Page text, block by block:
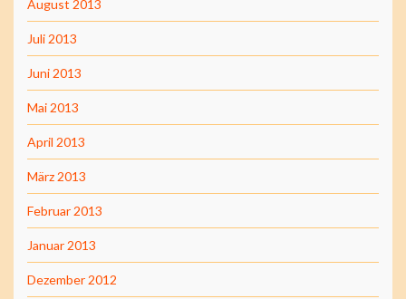
August 2013
Juli 2013
Juni 2013
Mai 2013
April 2013
März 2013
Februar 2013
Januar 2013
Dezember 2012